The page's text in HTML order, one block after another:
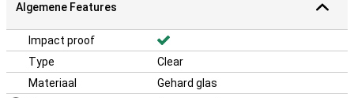
Algemene Features
Impact proof
Type
Clear
Materiaal
Gehard glas